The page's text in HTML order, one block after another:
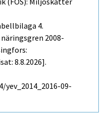
4.
2008-
8.8.2026].
09-